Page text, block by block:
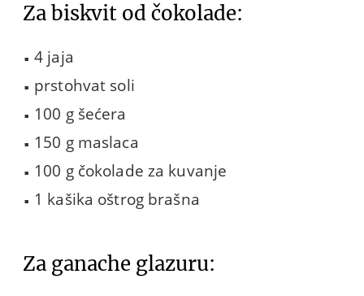
Za biskvit od čokolade:
4 jaja
prstohvat soli
100 g šećera
150 g maslaca
100 g čokolade za kuvanje
1 kašika oštrog brašna
Za ganache glazuru: